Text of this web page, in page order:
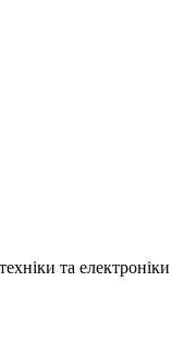
та електроніки